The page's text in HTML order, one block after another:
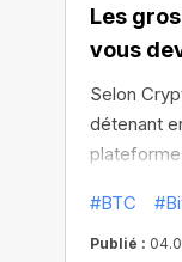
Les
vous
Selon
détenant
d'une
#BTC
Publié :